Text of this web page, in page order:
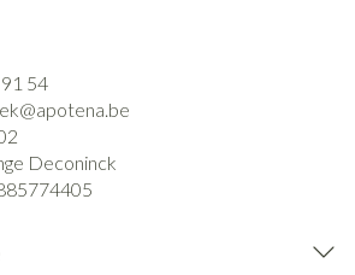
54
apotena.be
Deconinck